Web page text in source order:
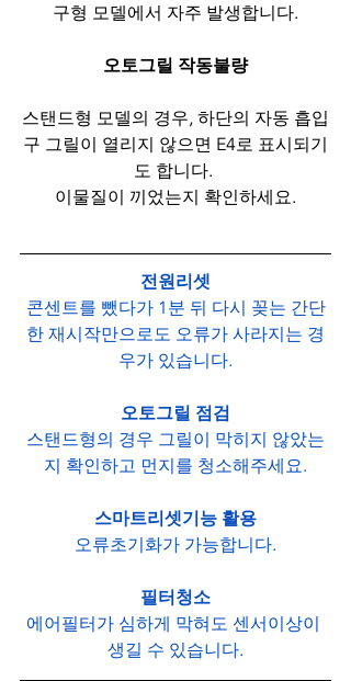
구형 모델에서 자주 발생합니다.
오토그릴 작동불량
스탠드형 모델의 경우, 하단의 자동 흡입
구 그릴이 열리지 않으면 E4로 표시되기
도 합니다.
이물질이 끼었는지 확인하세요.
전원리셋
콘센트를 뺐다가 1분 뒤 다시 꽂는 간단
한 재시작만으로도 오류가 사라지는 경
우가 있습니다.
오토그릴 점검
스탠드형의 경우 그릴이 막히지 않았는
지 확인하고 먼지를 청소해주세요.
스마트리셋기능 활용
오류초기화가 가능합니다.
필터청소
에어필터가 심하게 막혀도 센서이상이
생길 수 있습니다.